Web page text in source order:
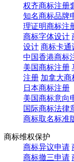
权齐商标注册
知名商标品牌
理证明商标注
商标字体设计
设计 商标卡通
中国香港商标
美国商标注册
注册 加拿大商
日本商标注册
美国商标意向
国际商标法律
商标取名标准
商标维权保护
商标异议申请
商标撤三申请